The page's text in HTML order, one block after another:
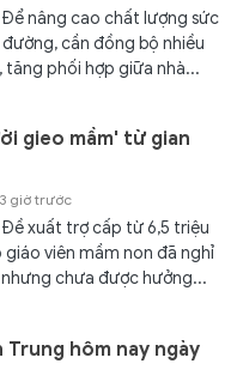
nâng cao chất lượng sức
cần đồng bộ nhiều
tăng phối hợp giữa nhà...
gieo mầm' từ gian
3 giờ trước
xuất trợ cấp từ 6,5 triệu
viên mầm non đã nghỉ
chưa được hưởng...
Trung hôm nay ngày